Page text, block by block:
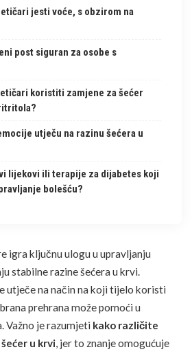
jesti voće, s obzirom na
post siguran za osobe s
koristiti zamjene za šećer
utječu na razinu šećera u
lijekovi ili terapije za dijabetes koji
bolešću?
igra ključnu ulogu u upravljanju
stabilne razine šećera u krvi.
utječe na način na koji tijelo koristi
prehrana može pomoći u
Važno je razumjeti kako različite
šećer u krvi, jer to znanje omogućuje